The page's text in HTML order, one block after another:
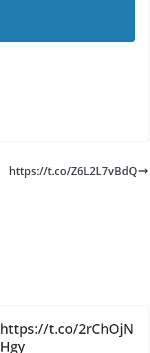
https://t.co/Z6L2L7vBdQ
https://t.co/2rChOjN
Hgy